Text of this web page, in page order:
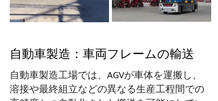
自動車製造：車両フレームの輸送
自動車製造工場では、AGVが車体を運搬し、
溶接や最終組立などの異なる生産工程間での